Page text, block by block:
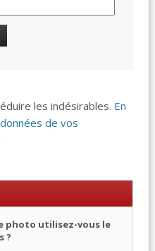
les indésirables. En
de vos
photo utilisez-vous le
?